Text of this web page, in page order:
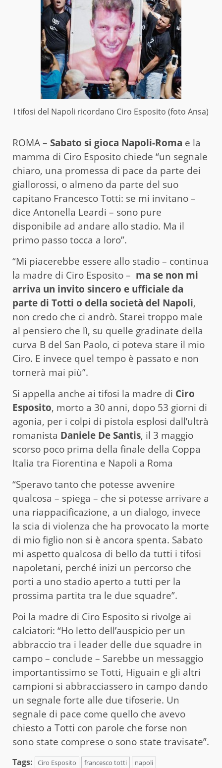
I tifosi del Napoli ricordano Ciro Esposito (foto Ansa)
ROMA – Sabato si gioca Napoli-Roma e la
mamma di Ciro Esposito chiede “un segnale
chiaro, una promessa di pace da parte dei
giallorossi, o almeno da parte del suo
capitano Francesco Totti: se mi invitano –
dice Antonella Leardi – sono pure
disponibile ad andare allo stadio. Ma il
primo passo tocca a loro”.
“Mi piacerebbe essere allo stadio – continua
la madre di Ciro Esposito – ma se non mi
arriva un invito sincero e ufficiale da
parte di Totti o della società del Napoli,
non credo che ci andrò. Starei troppo male
al pensiero che lì, su quelle gradinate della
curva B del San Paolo, ci poteva stare il mio
Ciro. E invece quel tempo è passato e non
tornerà mai più”.
Si appella anche ai tifosi la madre di Ciro
Esposito, morto a 30 anni, dopo 53 giorni di
agonia, per i colpi di pistola esplosi dall’ultrà
romanista Daniele De Santis, il 3 maggio
scorso poco prima della finale della Coppa
Italia tra Fiorentina e Napoli a Roma
“Speravo tanto che potesse avvenire
qualcosa – spiega – che si potesse arrivare a
una riappacificazione, a un dialogo, invece
la scia di violenza che ha provocato la morte
di mio figlio non si è ancora spenta. Sabato
mi aspetto qualcosa di bello da tutti i tifosi
napoletani, perché inizi un percorso che
porti a uno stadio aperto a tutti per la
prossima partita tra le due squadre”.
Poi la madre di Ciro Esposito si rivolge ai
calciatori: “Ho letto dell’auspicio per un
abbraccio tra i leader delle due squadre in
campo – conclude – Sarebbe un messaggio
importantissimo se Totti, Higuain e gli altri
campioni si abbracciassero in campo dando
un segnale forte alle due tifoserie. Un
segnale di pace come quello che avevo
chiesto a Totti con parole che forse non
sono state comprese o sono state travisate”.
Tags: Ciro Esposito francesco totti napoli